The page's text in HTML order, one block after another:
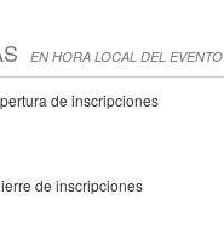
EN HORA LOCAL DEL EVENTO
de inscripciones
de inscripciones